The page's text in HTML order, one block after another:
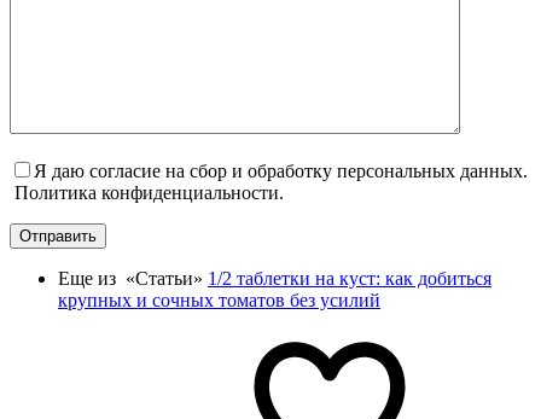
Я даю согласие на сбор и обработку персональных данных.
Политика конфиденциальности.
Отправить
Еще из «Статьи» 1/2 таблетки на куст: как добиться
крупных и сочных томатов без усилий